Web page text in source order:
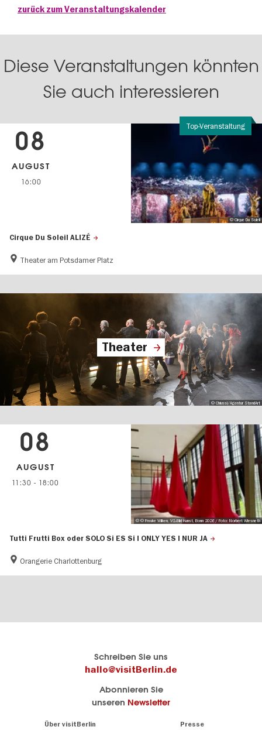
zurück zum Veranstaltungskalender
Diese Veranstaltungen könnten
Sie auch interessieren
Top-Veranstaltung
Cirque Du Soleil ALIZÉ
Theater am Potsdamer Platz
08
AUGUST
16:00
© Cirque Du Soleil
Theater
© Chiussi/Agentur StandArt
Tutti Frutti Box oder SOLO Si ES Si I ONLY YES I NUR JA
Orangerie Charlottenburg
08
AUGUST
11:30 - 18:00
© © Frauke Wilken, VG-Bild Kunst, Bonn 2026 / Foto: Norbert Wiesneth
Schreiben Sie uns
hallo@visitBerlin.de
Abonnieren Sie
unseren Newsletter
Über visitBerlin Presse
sind